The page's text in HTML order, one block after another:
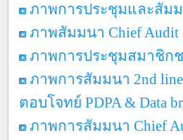
ภาพการประชุมและสัม
ภาพสัมมนา Chief Audit
ภาพการประชุมสมาชิก
ภาพการสัมมนา 2nd
ตอบโจทย์ PDPA & Data
ภาพการสัมมนา Chief